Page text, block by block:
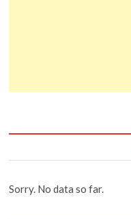
Sorry. No data so far.